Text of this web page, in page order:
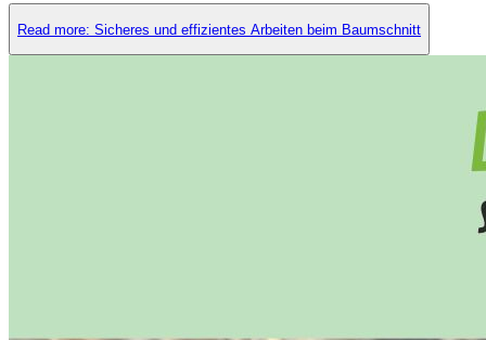
Read more: Sicheres und effizientes Arbeiten beim Baumschnitt